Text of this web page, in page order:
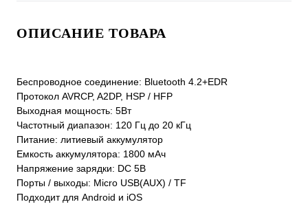
ОПИСАНИЕ ТОВАРА
Беспроводное соединение: Bluetooth 4.2+EDR
Протокол AVRCP, A2DP, HSP / HFP
Выходная мощность: 5Вт
Частотный диапазон: 120 Гц до 20 кГц
Питание: литиевый аккумулятор
Емкость аккумулятора: 1800 мАч
Напряжение зарядки: DC 5В
Порты / выходы: Micro USB(AUX) / TF
Подходит для Android и iOS